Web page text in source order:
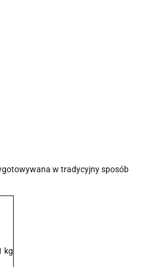
w tradycyjny sposób
kg